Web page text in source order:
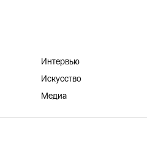
Интервью
Искусство
Медиа